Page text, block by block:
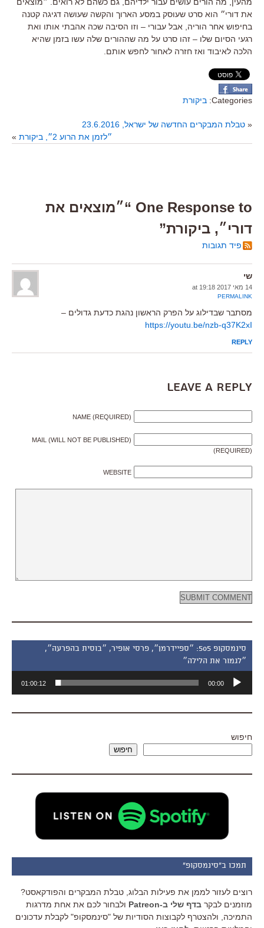
את דורי״ הוא סרט שעוסק במסע הארוך והקשה שעושה דגיגה קטנה
בחיפוש אחר הוריה, אבל עבורי – וזו הסיבה שכה אהבתי אותו ואת
רגעי הסיום שלו – זהו סרט על מה שההורים שלה עשו בזמן שהיא
הלכה לאיבוד ואז חזרה לאחור לחפש אותם.
Categories: ביקורת
« טבלת המבקרים החדשה של ישראל, 23.6.2016
״לזמן את הרוע 2״, ביקורת
»
One Response to “״מוצאים את
דורי״, ביקורת”
פיד תגובות
שי
14 מאי 2017 at 19:18
PERMALINK
מסתבר שבדילוג על הפרק הראשון נהגת כדעת גדולים –
https://youtu.be/nzb-q37K2xI
REPLY
Leave a Reply
NAME (REQUIRED)
MAIL (WILL NOT BE PUBLISHED)
(REQUIRED)
WEBSITE
סינמסקופ 505: ״ספיידרמן״, פרסי אופיר, ״בוסית בהפרעה״,
״לגמור את הלילה״
אודיו
00:00
01:00:12
חיפוש
חיפוש
תמכו ב"סינמסקופ"
רוצים לעזור לממן את פעילות הבלוג, טבלת המבקרים והפודקאסט?
מוזמנים לבקר בדף שלי ב-Patreon
ולבחור לכם את אחת מדרגות
התמיכה, ולהצטרף לקבוצות הסודיות של "סינמסקופ" לקבלת עדכונים